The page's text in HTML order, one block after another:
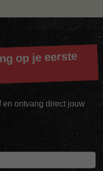
op je eerste
ontvang direct jouw